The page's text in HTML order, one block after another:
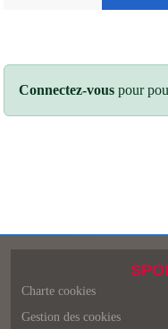
Connectez-vous pour
Charte cookies
Gestion des cookies